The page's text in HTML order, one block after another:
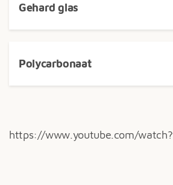
Gehard glas
Polycarbonaat
https://www.youtube.com/